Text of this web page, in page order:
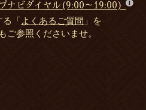
ナビダイヤル(9:00～19:00)
る「よくあるご質問 」を
参照くださいませ。